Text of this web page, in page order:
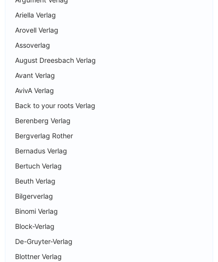
Ariella Verlag
Arovell Verlag
Assoverlag
August Dreesbach Verlag
Avant Verlag
AvivA Verlag
Back to your roots Verlag
Berenberg Verlag
Bergverlag Rother
Bernadus Verlag
Bertuch Verlag
Beuth Verlag
Bilgerverlag
Binomi Verlag
Block-Verlag
De-Gruyter-Verlag
Blottner Verlag